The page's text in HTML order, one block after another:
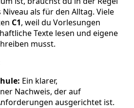
als für den Alltag. Viele
C1, weil du Vorlesungen
Texte lesen und eigene
musst.
Ein klarer,
Nachweis, der auf
ausgerichtet ist.